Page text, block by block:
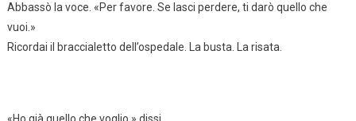
Abbassò la voce. «Per favore. Se lasci perdere, ti darò quello che
vuoi.»
Ricordai il braccialetto dell’ospedale. La busta. La risata.